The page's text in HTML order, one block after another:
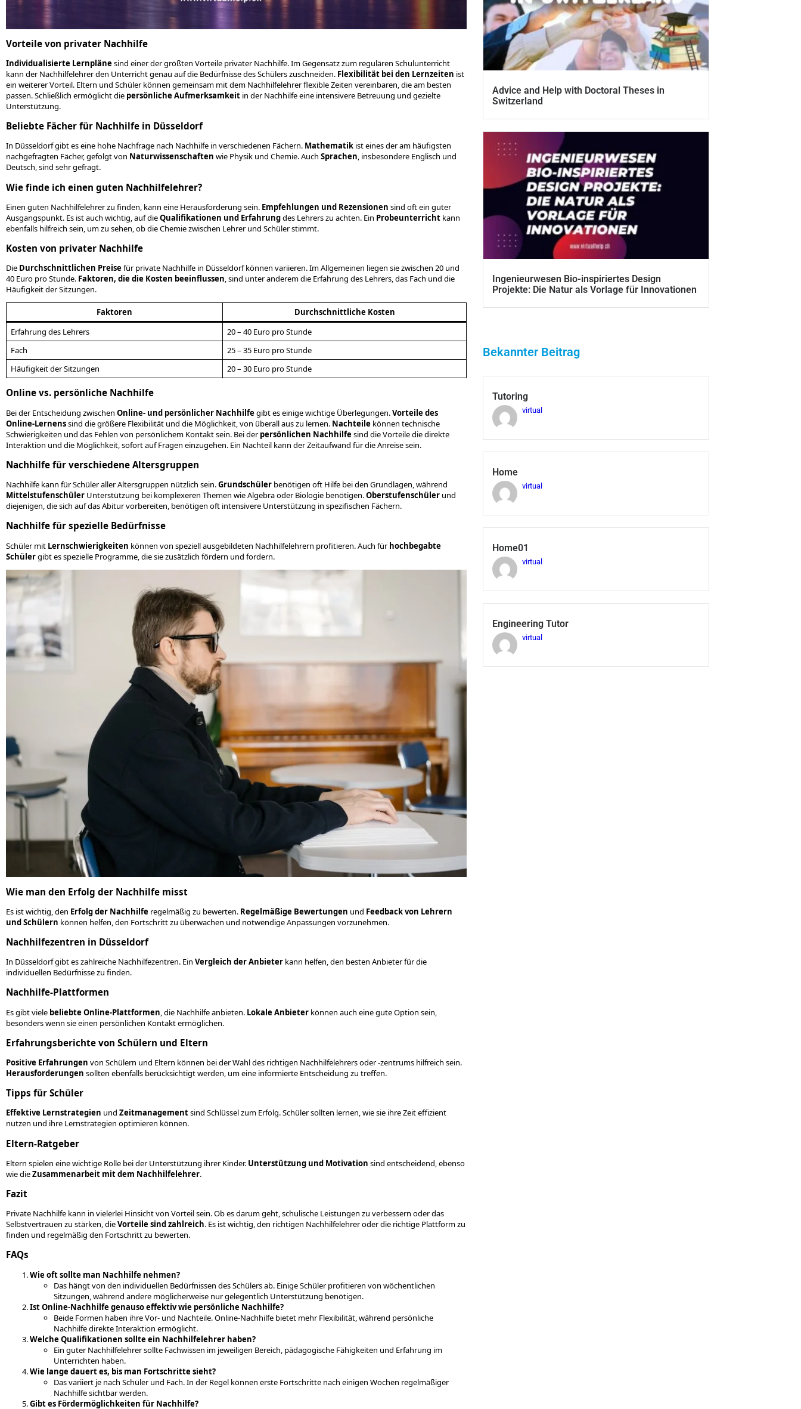
Vorteile von privater Nachhilfe
Individualisierte Lernplänesind einer der größten Vorteile privater Nachhilfe. Im Gegensatz zum regulären Schulunterricht
kann der Nachhilfelehrer den Unterricht genau auf die Bedürfnisse des Schülers zuschneiden. Flexibilität bei den Lernzeiten ist
ein weiterer Vorteil. Eltern und Schüler können gemeinsam mit dem Nachhilfelehrer flexible Zeiten vereinbaren, die am besten
passen. Schließlich ermöglicht die persönliche Aufmerksamkeit in der Nachhilfe eine intensivere Betreuung und gezielte
Unterstützung.
Beliebte Fächer für Nachhilfe in Düsseldorf
In Düsseldorf gibt es eine hohe Nachfrage nach Nachhilfe in verschiedenen Fächern. Mathematik ist eines der am häufigsten
nachgefragten Fächer, gefolgt von Naturwissenschaften wie Physik und Chemie. Auch Sprachen, insbesondere Englisch und
Deutsch, sind sehr gefragt.
Wie finde ich einen guten Nachhilfelehrer?
Einen guten Nachhilfelehrer zu finden, kann eine Herausforderung sein. Empfehlungen und Rezensionen sind oft ein guter
Ausgangspunkt. Es ist auch wichtig, auf dieQualifikationen und Erfahrungdes Lehrers zu achten. Ein Probeunterricht kann
ebenfalls hilfreich sein, um zu sehen, ob die Chemie zwischen Lehrer und Schüler stimmt.
Kosten von privater Nachhilfe
Die Durchschnittlichen Preisefür private Nachhilfe in Düsseldorf können variieren. Im Allgemeinen liegen sie zwischen 20 und
40 Euro pro Stunde. Faktoren, die die Kosten beeinflussen, sind unter anderem die Erfahrung des Lehrers, das Fach und die
Häufigkeit der Sitzungen.
Faktoren
Durchschnittliche Kosten
Erfahrung des Lehrers
20 – 40 Euro pro Stunde
Fach
25 – 35 Euro pro Stunde
Häufigkeit der Sitzungen
20 – 30 Euro pro Stunde
Online vs. persönliche Nachhilfe
Bei der Entscheidung zwischen Online- und persönlicher Nachhilfegibt es einige wichtige Überlegungen.Vorteile des
Online-Lernenssind die größere Flexibilität und die Möglichkeit, von überall aus zu lernen. Nachteile können technische
Schwierigkeiten und das Fehlen von persönlichem Kontakt sein. Bei derpersönlichen Nachhilfesind die Vorteile die direkte
Interaktion und die Möglichkeit, sofort auf Fragen einzugehen. Ein Nachteil kann der Zeitaufwand für die Anreise sein.
Nachhilfe für verschiedene Altersgruppen
Nachhilfe kann für Schüler aller Altersgruppen nützlich sein.Grundschüler benötigen oft Hilfe bei den Grundlagen, während
Mittelstufenschüler Unterstützung bei komplexeren Themen wie Algebra oder Biologie benötigen.Oberstufenschüler und
diejenigen, die sich auf das Abitur vorbereiten, benötigen oft intensivere Unterstützung in spezifischen Fächern.
Nachhilfe für spezielle Bedürfnisse
Schüler mit Lernschwierigkeiten können von speziell ausgebildeten Nachhilfelehrern profitieren. Auch fürhochbegabte
Schülergibt es spezielle Programme, die sie zusätzlich fördern und fordern.
Wie man den Erfolg der Nachhilfe misst
Es ist wichtig, den Erfolg der Nachhilfe regelmäßig zu bewerten. Regelmäßige Bewertungen und Feedback von Lehrern
und Schülern können helfen, den Fortschritt zu überwachen und notwendige Anpassungen vorzunehmen.
Nachhilfezentren in Düsseldorf
In Düsseldorf gibt es zahlreiche Nachhilfezentren. Ein Vergleich der Anbieter kann helfen, den besten Anbieter für die
individuellen Bedürfnisse zu finden.
Nachhilfe-Plattformen
Es gibt viele beliebte Online-Plattformen , die Nachhilfe anbieten. Lokale Anbieter können auch eine gute Option sein,
besonders wenn sie einen persönlichen Kontakt ermöglichen.
Erfahrungsberichte von Schülern und Eltern
Positive Erfahrungen von Schülern und Eltern können bei der Wahl des richtigen Nachhilfelehrers oder -zentrums hilfreich sein.
Herausforderungen sollten ebenfalls berücksichtigt werden, um eine informierte Entscheidung zu treffen.
Tipps für Schüler
Effektive Lernstrategien und Zeitmanagementsind Schlüssel zum Erfolg. Schüler sollten lernen, wie sie ihre Zeit effizient
nutzen und ihre Lernstrategien optimieren können.
Eltern-Ratgeber
Eltern spielen eine wichtige Rolle bei der Unterstützung ihrer Kinder. Unterstützung und Motivation sind entscheidend, ebenso
wie dieZusammenarbeit mit dem Nachhilfelehrer.
Fazit
Private Nachhilfe kann in vielerlei Hinsicht von Vorteil sein. Ob es darum geht, schulische Leistungen zu verbessern oder das
Selbstvertrauen zu stärken, dieVorteile sind zahlreich. Es ist wichtig, den richtigen Nachhilfelehrer oder die richtige Plattform zu
finden und regelmäßig den Fortschritt zu bewerten.
FAQs
Wie oft sollte man Nachhilfe nehmen?
Das hängt von den individuellen Bedürfnissen des Schülers ab. Einige Schüler profitieren von wöchentlichen
Sitzungen, während andere möglicherweise nur gelegentlich Unterstützung benötigen.
Ist Online-Nachhilfe genauso effektiv wie persönliche Nachhilfe?
Beide Formen haben ihre Vor- und Nachteile. Online-Nachhilfe bietet mehr Flexibilität, während persönliche
Nachhilfe direkte Interaktion ermöglicht.
Welche Qualifikationen sollte ein Nachhilfelehrer haben?
Ein guter Nachhilfelehrer sollte Fachwissen im jeweiligen Bereich, pädagogische Fähigkeiten und Erfahrung im
Unterrichten haben.
Wie lange dauert es, bis man Fortschritte sieht?
Das variiert je nach Schüler und Fach. In der Regel können erste Fortschritte nach einigen Wochen regelmäßiger
Nachhilfe sichtbar werden.
Gibt es Fördermöglichkeiten für Nachhilfe?
Advice and Help with Doctoral Theses in
Switzerland
Ingenieurwesen Bio-inspiriertes Design
Projekte: Die Natur als Vorlage für Innovationen
Bekannter Beitrag
Tutoring
virtual
Home
virtual
Home01
virtual
Engineering Tutor
virtual